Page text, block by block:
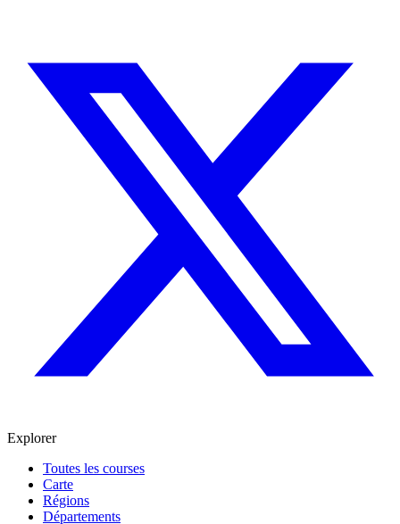
Explorer
Toutes les courses
Carte
Régions
Départements